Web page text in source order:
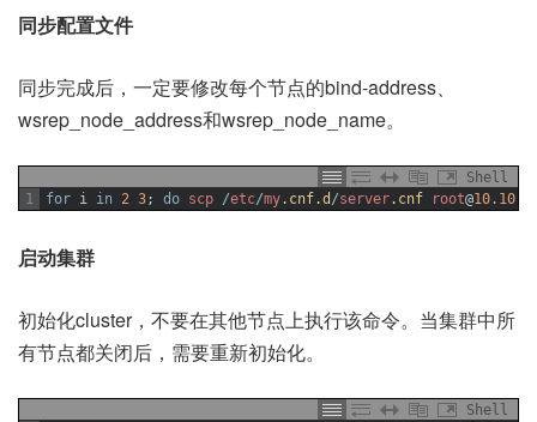
同步配置文件
同步完成后，一定要修改每个节点的bind-address、
wsrep_node_address和wsrep_node_name。
Shell
1
for i in 2 3; do scp /etc/my.cnf.d /server.cnf root@
启动集群
初始化cluster，不要在其他节点上执行该命令。当集群中所
有节点都关闭后，需要重新初始化。
Shell